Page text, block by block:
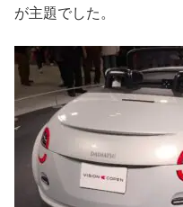
が主題でした。